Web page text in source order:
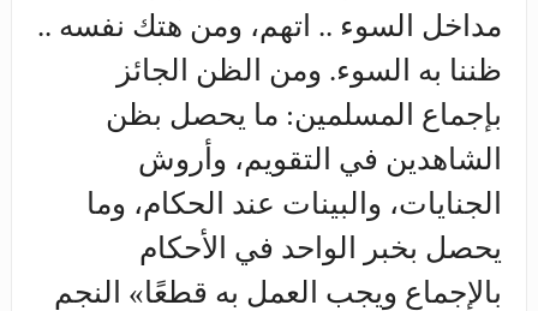
مداخل السوء .. اتهم، ومن هتك نفسه ..
ظننا به السوء. ومن الظن الجائز
بإجماع المسلمين: ما يحصل بظن
الشاهدين في التقويم، وأروش
الجنايات، والبينات عند الحكام، وما
يحصل بخبر الواحد في الأحكام
بالإجماع ويجب العمل به قطعًا» النجم